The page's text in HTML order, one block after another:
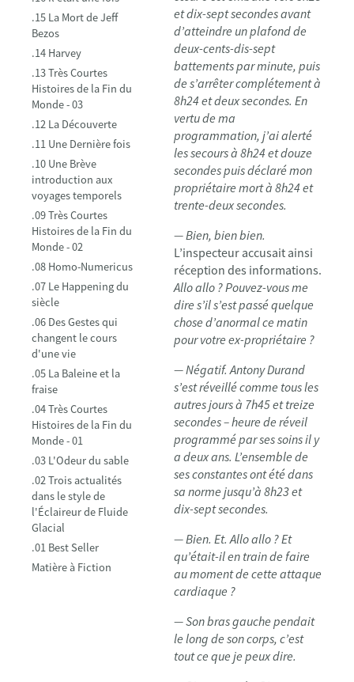
.15 La Mort de Jeff
Bezos
.14 Harvey
.13 Très Courtes
Histoires de la Fin du
Monde - 03
.12 La Découverte
.11 Une Dernière fois
.10 Une Brève
introduction aux
voyages temporels
.09 Très Courtes
Histoires de la Fin du
Monde - 02
.08 Homo-Numericus
.07 Le Happening du
siècle
.06 Des Gestes qui
changent le cours
d'une vie
.05 La Baleine et la
fraise
.04 Très Courtes
Histoires de la Fin du
Monde - 01
.03 L'Odeur du sable
.02 Trois actualités
dans le style de
l'Éclaireur de Fluide
Glacial
.01 Best Seller
Matière à Fiction
et dix-sept secondes avant
d’atteindre un plafond de
deux-cents-dis-sept
battements par minute, puis
de s’arrêter complétement à
8h24 et deux secondes. En
vertu de ma
programmation, j’ai alerté
les secours à 8h24 et douze
secondes puis déclaré mon
propriétaire mort à 8h24 et
trente-deux secondes.
— Bien, bien bien.
L’inspecteur accusait ainsi
réception des informations.
Allo allo ? Pouvez-vous me
dire s’il s’est passé quelque
chose d’anormal ce matin
pour votre ex-propriétaire ?
— Négatif. Antony Durand
s’est réveillé comme tous les
autres jours à 7h45 et treize
secondes – heure de réveil
programmé par ses soins il y
a deux ans. L’ensemble de
ses constantes ont été dans
sa norme jusqu’à 8h23 et
dix-sept secondes.
— Bien. Et. Allo allo ? Et
qu’était-il en train de faire
au moment de cette attaque
cardiaque ?
— Son bras gauche pendait
le long de son corps, c’est
tout ce que je peux dire.